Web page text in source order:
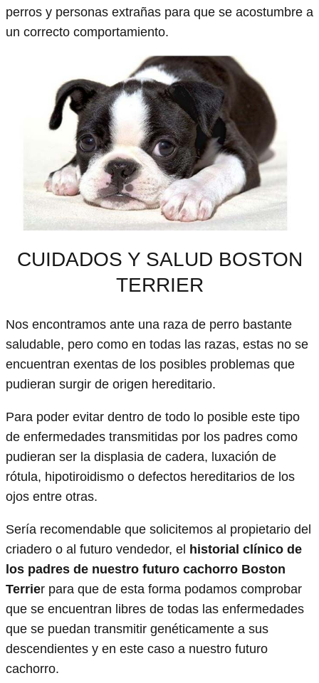
perros y personas extrañas para que se acostumbre a
un correcto comportamiento.
CUIDADOS Y SALUD BOSTON
TERRIER
Nos encontramos ante una raza de perro bastante
saludable, pero como en todas las razas, estas no se
encuentran exentas de los posibles problemas que
pudieran surgir de origen hereditario.
Para poder evitar dentro de todo lo posible este tipo
de enfermedades transmitidas por los padres como
pudieran ser la displasia de cadera, luxación de
rótula, hipotiroidismo o defectos hereditarios de los
ojos entre otras.
Sería recomendable que solicitemos al propietario del
criadero o al futuro vendedor, el historial clínico de
los padres de nuestro futuro cachorro Boston
Terrier para que de esta forma podamos comprobar
que se encuentran libres de todas las enfermedades
que se puedan transmitir genéticamente a sus
descendientes y en este caso a nuestro futuro
cachorro.